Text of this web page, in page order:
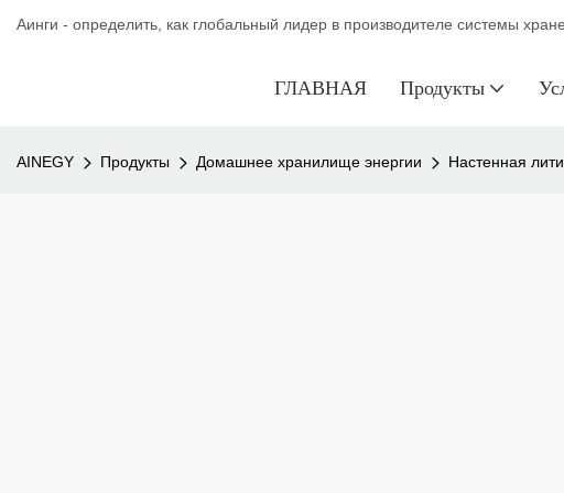
Аинги - определить, как глобальный лидер в производителе системы
ГЛАВНАЯ Продукты
AINEGY Продукты Домашнее хранилище энергии Настенная